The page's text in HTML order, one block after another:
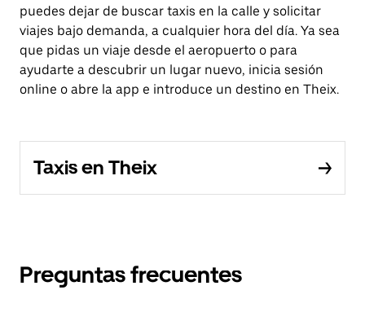
puedes dejar de buscar taxis en la calle y solicitar
viajes bajo demanda, a cualquier hora del día. Ya sea
que pidas un viaje desde el aeropuerto o para
ayudarte a descubrir un lugar nuevo, inicia sesión
online o abre la app e introduce un destino en Theix.
Taxis en Theix
Preguntas frecuentes